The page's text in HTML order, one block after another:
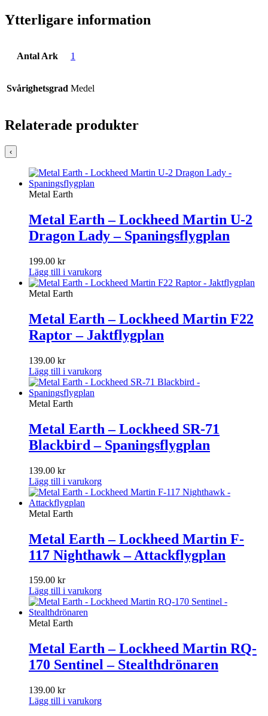
Ytterligare information
Antal Ark 1
Svårighetsgrad Medel
Relaterade produkter
‹
Metal Earth
Metal Earth – Lockheed Martin U-2
Dragon Lady – Spaningsflygplan
199.00 kr
Lägg till i varukorg
Metal Earth
Metal Earth – Lockheed Martin F22
Raptor – Jaktflygplan
139.00 kr
Lägg till i varukorg
Metal Earth
Metal Earth – Lockheed SR-71
Blackbird – Spaningsflygplan
139.00 kr
Lägg till i varukorg
Metal Earth
Metal Earth – Lockheed Martin F-
117 Nighthawk – Attackflygplan
159.00 kr
Lägg till i varukorg
Metal Earth
Metal Earth – Lockheed Martin RQ-
170 Sentinel – Stealthdrönaren
139.00 kr
Lägg till i varukorg